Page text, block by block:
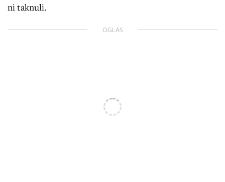
ni taknuli.
OGLAS